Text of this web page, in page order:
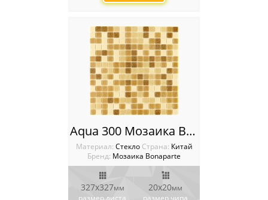
Aqua 300 Мозаика Bonaparte бумага
Материал: Стекло Cтрана: Китай
Бренд: Мозаика Bonaparte
327х327мм
размер листа
20х20мм
размер чипа